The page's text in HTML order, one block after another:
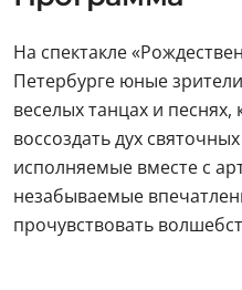
На спектакле
Петербурге юные
веселых танцах и
воссоздать дух
исполняемые вместе с
незабываемые
прочувствовать